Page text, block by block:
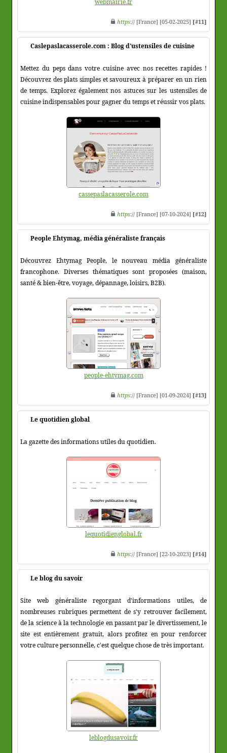
webmairie.fr
https:// [France] [05-02-2025] [#11]
Caslepaslacasserole.com : Blog d'ustensiles de cuisine
Mettez du peps dans votre cuisine avec nos recettes rapides !
Découvrez des plats simples et savoureux à préparer en un rien
de temps. Explorez également nos astuces sur les ustensiles de
cuisine indispensables pour gagner du temps et réussir vos plats.
cassepaslacasserole.com
https:// [France] [07-10-2024] [#12]
People Ehtymag, média généraliste français
Découvrez Ehtymag People, le nouveau média généraliste
francophone. Diverses thématiques sont proposées (maison,
santé & bien-être, voyage, dépannage, loisirs, B2B).
people-ehtymag.com
https:// [France] [01-09-2024] [#13]
Le quotidien global
La gazette des informations utiles du quotidien.
lequotidienglobal.fr
https:// [France] [22-10-2023] [#14]
Le blog du savoir
Site web généraliste regorgant d'informations utiles, de
nombreuses rubriques permettent de s'y retrouver facilement,
de la science à la technologie en passant par le divertissement, le
site est entièrement gratuit, alors profitez en pour renforcer
votre culture personnelle, c'est quelque chose de très important.
leblogdusavoir.fr